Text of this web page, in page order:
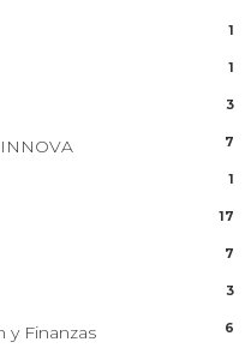
1
1
3
7
1
17
7
3
y Finanzas 6